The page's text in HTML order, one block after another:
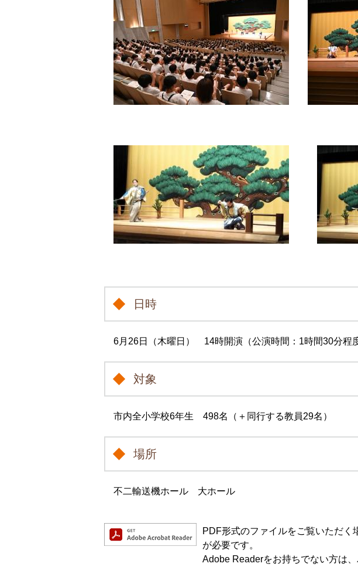
日時
6月26日（木曜日） 14時開演（公演時間：1時間30分程
対象
市内全小学校6年生 498名（＋同行する教員29名）
場所
不二輸送機ホール 大ホール
PDF形式のファイルをご覧いただ
が必要です。
Adobe Readerをお持ちでない方は